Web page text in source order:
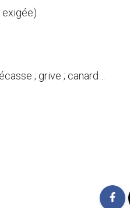
exigée)
; grive ; canard…